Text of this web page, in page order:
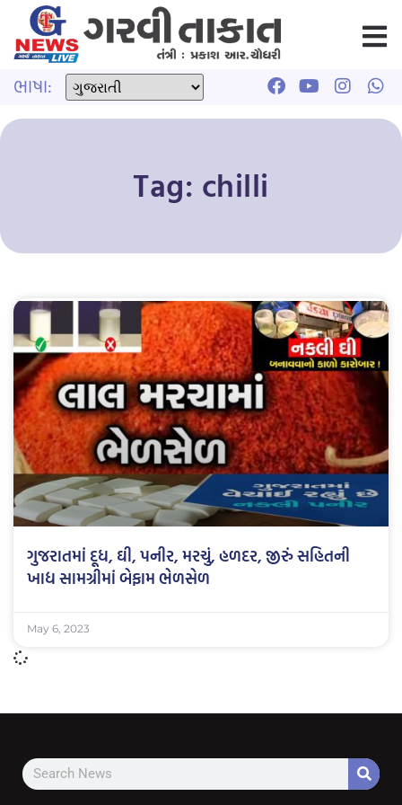
ભાષા:
Tag: chilli
ગુજરાતમાં દૂધ, ઘી, પનીર, મરચું, હળદર, જીરું સહિતની
ખાદ્ય સામગ્રીમાં બેફામ ભેળસેળ
May 6, 2023